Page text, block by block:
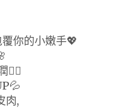
你的小嫩手💖
肉,